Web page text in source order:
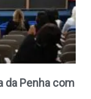
da Penha com